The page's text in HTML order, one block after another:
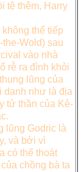
tệ thêm, Harry
thể tiếp
Wold) sau
vào nhà
rễ ra đình khỏi
lũng của
danh như là địa
tử thần của Kẻ-
lũng Godric là
và bởi vì
có thể thoát
chồng bà ta